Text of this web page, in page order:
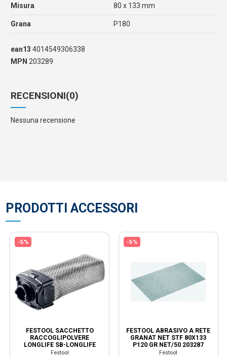
Misura 80 x 133 mm
Grana P180
ean13 4014549306338
MPN 203289
RECENSIONI(0)
Nessuna recensione
PRODOTTI ACCESSORI
-5%
FESTOOL SACCHETTO
RACCOGLIPOLVERE
LONGLIFE SB-LONGLIFE
RTS/DTS/ETS 201693
Festool
-5%
FESTOOL ABRASIVO A RETE
GRANAT NET STF 80X133
P120 GR NET/50 203287
Festool